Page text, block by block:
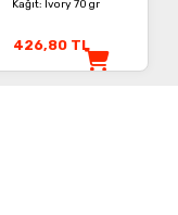
Kağıt: Ivory 70 gr
426,80 TL